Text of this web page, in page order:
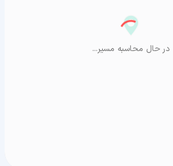
در حال محاسبه مسیر...